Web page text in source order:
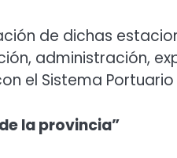
de dichas
administración,
el Sistema Portuario
la provincia”